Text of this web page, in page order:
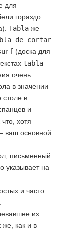
для
гораздо
Tabla же
de cortar
(доска для
tabla
очень
в значении
столе в
и
что, хотя
– ваш основной
письменный
указывает на
и часто
из
же, как и в